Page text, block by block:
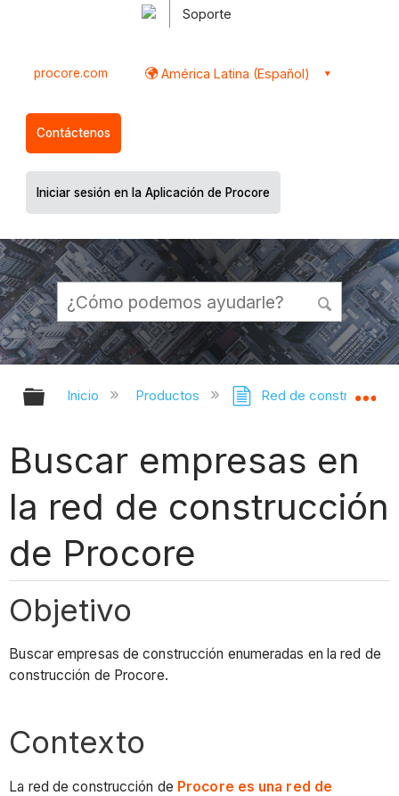
Soporte
procore.com América Latina (Español)
Contáctenos
Iniciar sesión en la Aplicación de Procore
Expandir/contraer jerarquía global
Inicio Productos Red de construcción
Buscar empresas en
la red de construcción
de Procore
Objetivo
Buscar empresas de construcción enumeradas en la red de
construcción de Procore.
Contexto
La red de construcción de Procore es una red de